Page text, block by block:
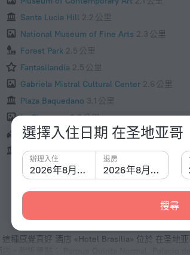
選擇入住日期 在圣地亚哥
2026年8月8日
辦理入住
2026年8月9日
退房
搜尋
Santa Lucia Hill 2.2 公里
National Museum of Fine Arts 2.3 公里
Forest Park 2.5 公里
Fantasilandia 2.5 公里
Gabriela Mistral Cultural Center 2.6 公里
Plaza Baquedano 3.1 公里
La Chascona 3.2 公里
Chilean National Zoo 3.2 公里
San Cristobal Hill 3.5 公里
種感覺真好 酒店 «Hotel Brasilia» 位於 在圣地